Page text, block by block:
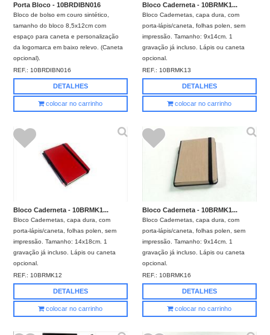
Porta Bloco - 10BRDIBN016
Bloco de bolso em couro sintético,
tamanho do bloco 8,5x12cm com
espaço para caneta e personalização
da logomarca em baixo relevo. (Caneta
opcional).
REF.: 10BRDIBN016
DETALHES
colocar no carrinho
Bloco Caderneta - 10BRMK1...
Bloco Cadernetas, capa dura, com
porta-lápis/caneta, folhas polen, sem
impressão. Tamanho: 9x14cm. 1
gravação já incluso. Lápis ou caneta
opcional.
REF.: 10BRMK13
DETALHES
colocar no carrinho
Bloco Caderneta - 10BRMK1...
Bloco Cadernetas, capa dura, com
porta-lápis/caneta, folhas polen, sem
impressão. Tamanho: 14x18cm. 1
gravação já incluso. Lápis ou caneta
opcional.
REF.: 10BRMK12
DETALHES
colocar no carrinho
Bloco Caderneta - 10BRMK1...
Bloco Cadernetas, capa dura, com
porta-lápis/caneta, folhas polen, sem
impressão. Tamanho: 9x14cm. 1
gravação já incluso. Lápis ou caneta
opcional.
REF.: 10BRMK16
DETALHES
colocar no carrinho